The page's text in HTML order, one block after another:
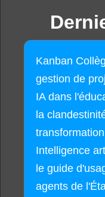
Kanban
gestion de
IA dans
la
Intelligence
le guide
agents de